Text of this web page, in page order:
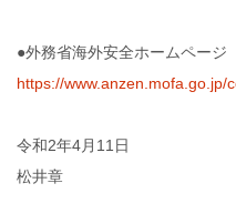
●外務省海外安全ホームページ
https://www.anzen.mofa.go.jp/
令和2年4月11日
松井章